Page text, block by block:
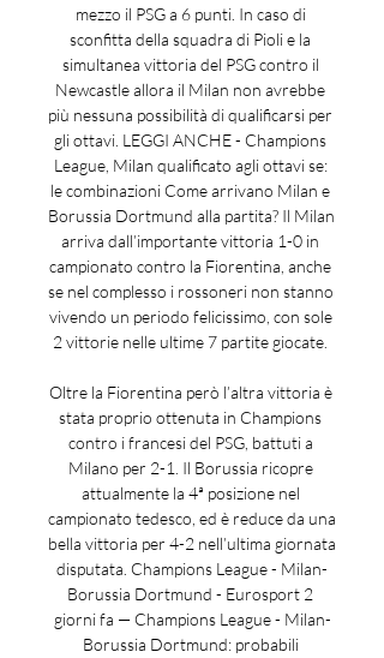
mezzo il PSG a 6 punti. In caso di
sconfitta della squadra di Pioli e la
simultanea vittoria del PSG contro il
Newcastle allora il Milan non avrebbe
più nessuna possibilità di qualificarsi per
gli ottavi. LEGGI ANCHE - Champions
League, Milan qualificato agli ottavi se:
le combinazioni Come arrivano Milan e
Borussia Dortmund alla partita? Il Milan
arriva dall’importante vittoria 1-0 in
campionato contro la Fiorentina, anche
se nel complesso i rossoneri non stanno
vivendo un periodo felicissimo, con sole
2 vittorie nelle ultime 7 partite giocate.
Oltre la Fiorentina però l’altra vittoria è
stata proprio ottenuta in Champions
contro i francesi del PSG, battuti a
Milano per 2-1. Il Borussia ricopre
attualmente la 4ª posizione nel
campionato tedesco, ed è reduce da una
bella vittoria per 4-2 nell’ultima giornata
disputata. Champions League - Milan-
Borussia Dortmund - Eurosport 2
giorni fa — Champions League - Milan-
Borussia Dortmund: probabili